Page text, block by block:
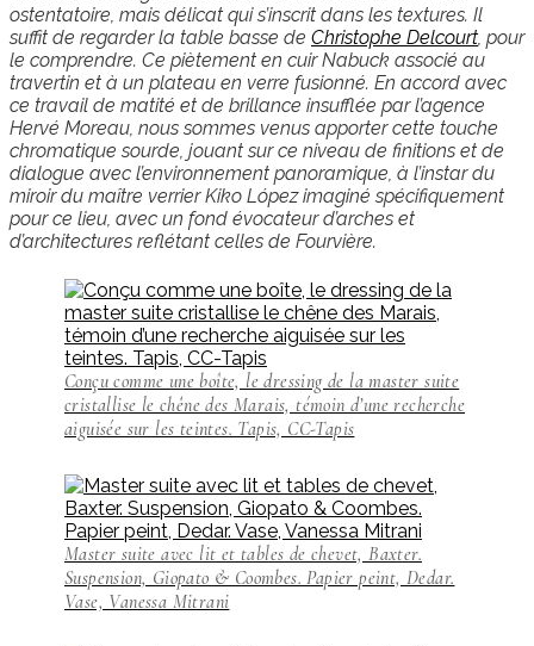
ostentatoire, mais délicat qui s’inscrit dans les textures. Il
suffit de regarder la table basse de Christophe Delcourt, pour
le comprendre. Ce piètement en cuir Nabuck associé au
travertin et à un plateau en verre fusionné. En accord avec
ce travail de matité et de brillance insufflée par l’agence
Hervé Moreau, nous sommes venus apporter cette touche
chromatique sourde, jouant sur ce niveau de finitions et de
dialogue avec l’environnement panoramique, à l’instar du
miroir du maître verrier Kiko López imaginé spécifiquement
pour ce lieu, avec un fond évocateur d’arches et
d’architectures reflétant celles de Fourvière.
Conçu comme une boîte, le dressing de la master suite
cristallise le chêne des Marais, témoin d’une recherche
aiguisée sur les teintes. Tapis, CC-Tapis
Master suite avec lit et tables de chevet, Baxter.
Suspension, Giopato & Coombes. Papier peint, Dedar.
Vase, Vanessa Mitrani